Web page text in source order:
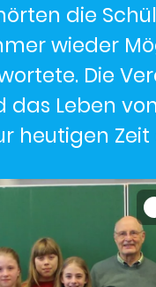
die
wieder
Die
Leben
heutigen Zeit